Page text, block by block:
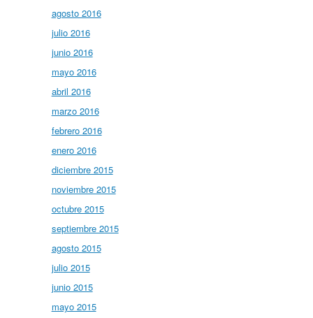
agosto 2016
julio 2016
junio 2016
mayo 2016
abril 2016
marzo 2016
febrero 2016
enero 2016
diciembre 2015
noviembre 2015
octubre 2015
septiembre 2015
agosto 2015
julio 2015
junio 2015
mayo 2015